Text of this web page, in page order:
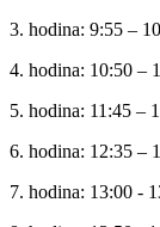
3. hodina: 9:55 –
4. hodina: 10:50 –
5. hodina: 11:45 –
6. hodina: 12:35 –
7. hodina: 13:00 -